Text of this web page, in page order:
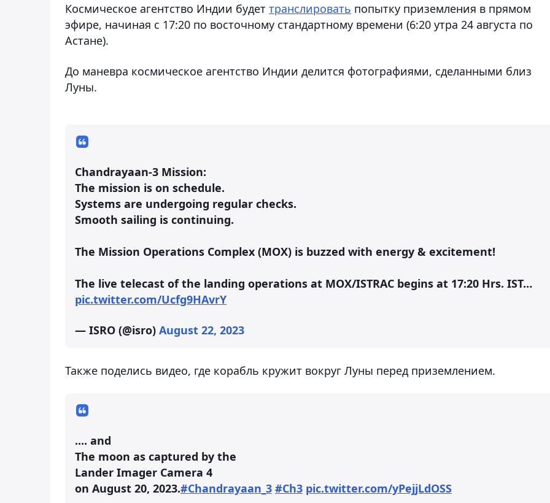
Космическое агентство Индии будет транслировать попытку приземления в прямом
эфире, начиная с 17:20 по восточному стандартному времени (6:20 утра 24 августа по
Астане).
До маневра космическое агентство Индии делится фотографиями, сделанными близ
Луны.
Chandrayaan-3 Mission:
The mission is on schedule.
Systems are undergoing regular checks.
Smooth sailing is continuing.
The Mission Operations Complex (MOX) is buzzed with energy & excitement!
The live telecast of the landing operations at MOX/ISTRAC begins at 17:20 Hrs. IST…
pic.twitter.com/Ucfg9HAvrY
— ISRO (@isro) August 22, 2023
Также поделись видео, где корабль кружит вокруг Луны перед приземлением.
.... and
The moon as captured by the
Lander Imager Camera 4
on August 20, 2023.#Chandrayaan_3 #Ch3 pic.twitter.com/yPejjLdOSS